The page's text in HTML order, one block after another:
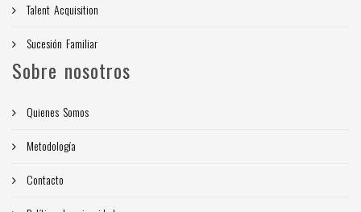
Talent Acquisition
Sucesión Familiar
Sobre nosotros
Quienes Somos
Metodología
Contacto